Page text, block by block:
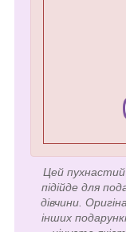
Цей
підійде для
дівчини.
інших